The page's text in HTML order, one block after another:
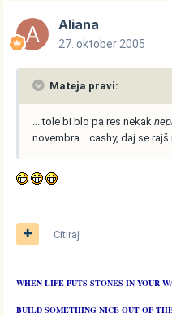
Aliana
27. oktober 2005
Mateja pravi:
... tole bi blo pa res nekak
novembra... cashy, daj se
Citiraj
WHEN LIFE PUTS STONES IN YOUR
BUILD SOMETHING NICE OUT OF